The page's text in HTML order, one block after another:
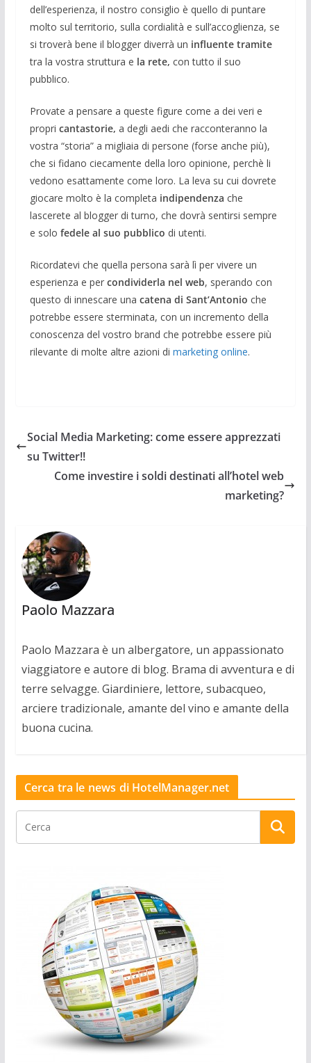
dell’esperienza, il nostro consiglio è quello di puntare
molto sul territorio, sulla cordialità e sull’accoglienza, se
si troverà bene il blogger diverrà un influente tramite
tra la vostra struttura e la rete, con tutto il suo
pubblico.
Provate a pensare a queste figure come a dei veri e
propri cantastorie, a degli aedi che racconteranno la
vostra “storia” a migliaia di persone (forse anche più),
che si fidano ciecamente della loro opinione, perchè li
vedono esattamente come loro. La leva su cui dovrete
giocare molto è la completa indipendenza che
lascerete al blogger di turno, che dovrà sentirsi sempre
e solo fedele al suo pubblico di utenti.
Ricordatevi che quella persona sarà lì per vivere un
esperienza e per condividerla nel web, sperando con
questo di innescare una catena di Sant’Antonio che
potrebbe essere sterminata, con un incremento della
conoscenza del vostro brand che potrebbe essere più
rilevante di molte altre azioni di marketing online.
Social Media Marketing: come essere apprezzati
su Twitter!!
Come investire i soldi destinati all’hotel web
marketing?
Paolo Mazzara
Paolo Mazzara è un albergatore, un appassionato
viaggiatore e autore di blog. Brama di avventura e di
terre selvagge. Giardiniere, lettore, subacqueo,
arciere tradizionale, amante del vino e amante della
buona cucina.
Cerca tra le news di HotelManager.net